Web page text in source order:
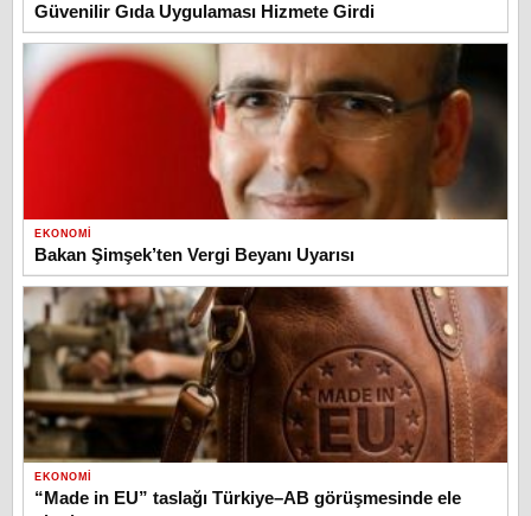
Güvenilir Gıda Uygulaması Hizmete Girdi
EKONOMI
Bakan Şimşek’ten Vergi Beyanı Uyarısı
EKONOMI
“Made in EU” taslağı Türkiye–AB görüşmesinde ele